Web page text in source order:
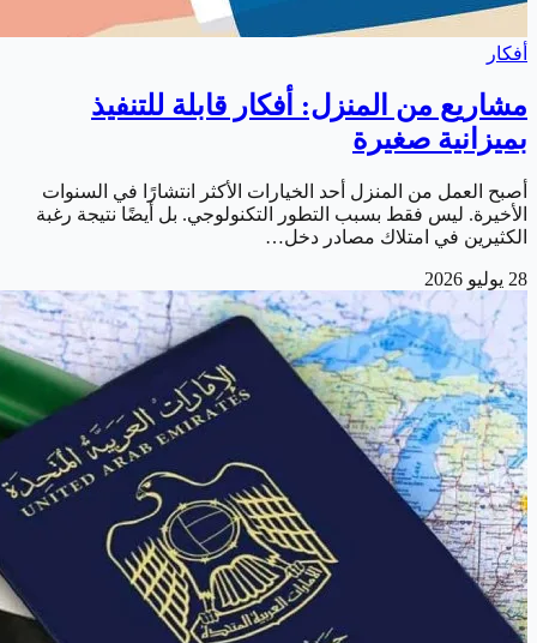
أفكار
مشاريع من المنزل: أفكار قابلة للتنفيذ
بميزانية صغيرة
أصبح العمل من المنزل أحد الخيارات الأكثر انتشارًا في السنوات
الأخيرة. ليس فقط بسبب التطور التكنولوجي. بل أيضًا نتيجة رغبة
الكثيرين في امتلاك مصادر دخل…
28 يوليو 2026